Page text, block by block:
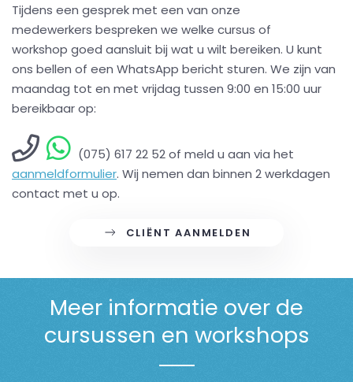
Tijdens een gesprek met een van onze
medewerkers bespreken we welke cursus of
workshop goed aansluit bij wat u wilt bereiken. U kunt
ons bellen of een WhatsApp bericht sturen. We zijn van
maandag tot en met vrijdag tussen 9:00 en 15:00 uur
bereikbaar op:
(075) 617 22 52 of meld u aan via het
aanmeldformulier. Wij nemen dan binnen 2 werkdagen
contact met u op.
CLIËNT AANMELDEN
Meer informatie over de
cursussen en workshops